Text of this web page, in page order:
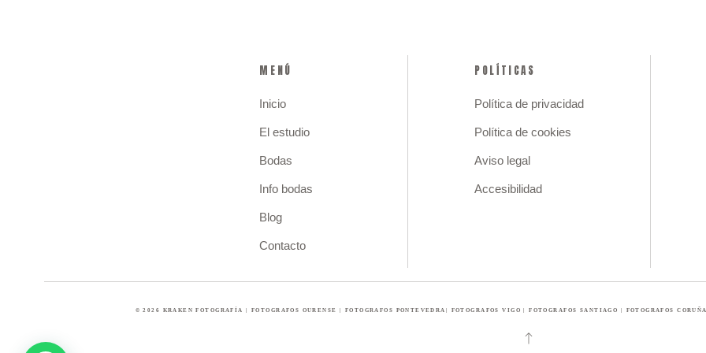
MENÚ
Inicio
El estudio
Bodas
Info bodas
Blog
Contacto
POLÍTICAS
Política de privacidad
Política de cookies
Aviso legal
Accesibilidad
© 2026 KRAKEN FOTOGRAFÍA | FOTOGRAFOS OURENSE | FOTOGRAFOS PONTEVEDRA| FOTOGRAFOS VIGO | FOTOGRAFOS SANTIAGO | FOTOGRAFOS